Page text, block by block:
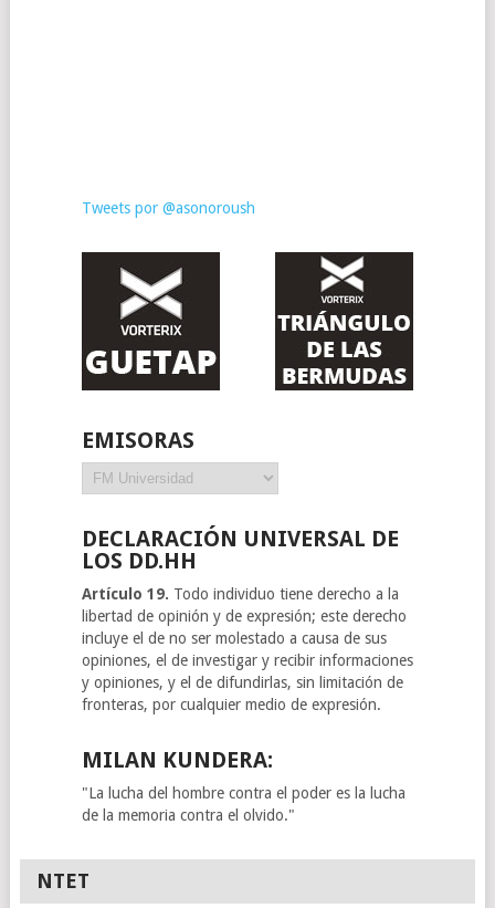
Tweets por @asonoroush
EMISORAS
Emisoras
DECLARACIÓN UNIVERSAL DE
LOS DD.HH
Artículo 19. Todo individuo tiene derecho a la
libertad de opinión y de expresión; este derecho
incluye el de no ser molestado a causa de sus
opiniones, el de investigar y recibir informaciones
y opiniones, y el de difundirlas, sin limitación de
fronteras, por cualquier medio de expresión.
MILAN KUNDERA:
"La lucha del hombre contra el poder es la lucha
de la memoria contra el olvido."
NTET